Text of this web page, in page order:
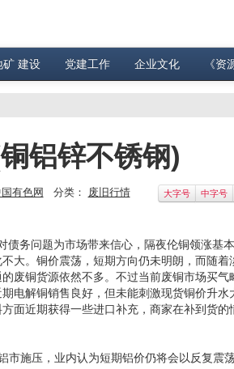
矿 建设 党建工作 企业文化 《资
铝锌不锈钢)
有色网 分类： 废旧行情 大字号 中字号
务问题为市场带来信心，隔夜伦铜领涨基
。铜价震荡，短期方向仍未明朗，而随着
铜货源依然不多。不过当前废铜市场买
电解铜销售良好，但未能刺激现货铜价升
面近期获得一些进口补充，商家在补到货
施压，业内认为短期铝价仍将会以反复震